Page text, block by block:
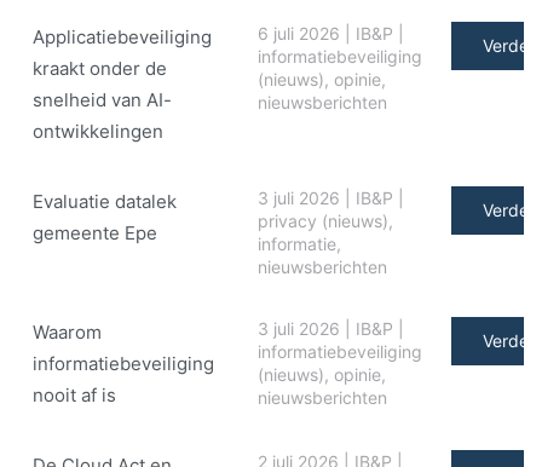
Applicatiebeveiliging
kraakt onder de
snelheid van AI-
ontwikkelingen
6 juli 2026 IB&P
informatiebeveiliging
(nieuws), opinie,
nieuwsberichten
Verder
Evaluatie datalek
gemeente Epe
3 juli 2026 IB&P
privacy (nieuws),
informatie,
nieuwsberichten
Verder
Waarom
informatiebeveiliging
nooit af is
3 juli 2026 IB&P
informatiebeveiliging
(nieuws), opinie,
nieuwsberichten
Verder
2 juli 2026 IB&P